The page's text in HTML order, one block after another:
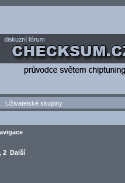
Uživatelské skupiny
, 2 Další